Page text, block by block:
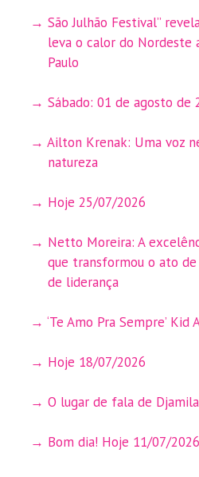
São Julhão Festival”
leva o calor do Nordeste
Paulo
Sábado: 01 de agosto de
Ailton Krenak: Uma voz
natureza
Hoje 25/07/2026
Netto Moreira: A
que transformou o ato
de liderança
‘Te Amo Pra Sempre’ Kid
Hoje 18/07/2026
O lugar de fala de
Bom dia! Hoje 11/07/2026